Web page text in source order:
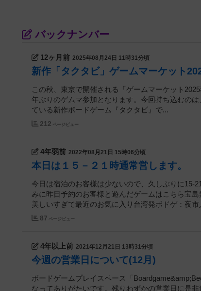
バックナンバー
12ヶ月前 2025年08月24日 11時31分頃
新作「タクタビ」ゲームマーケット
この秋、東京で開催される「ゲームマーケット
年ぶりのゲムマ参加となります。今回持ち込むの
ている新作ボードゲーム『タクタビ』で...
212 ページビュー
4年弱前 2022年08月21日 15時06分頃
本日は１５－２１時通常営します。
今日は宿泊のお客様は少ないので、久しぶりに15-
みに昨日予約のお客様と遊んだゲームはこちら宝
美しいすぎて最近のお気に入り台湾発ボドゲ：夜市
87 ページビュー
4年以上前 2021年12月21日 13時31分頃
今週の営業日について(12月)
ボードゲームプレイスペース「
なってありがたいです。残りわずかの営業日に是